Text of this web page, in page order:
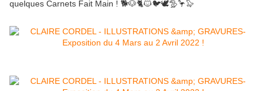
quelques Carnets Fait Main ! 🐕🐶🐈🐱🐦🕊🦤🦩🦭